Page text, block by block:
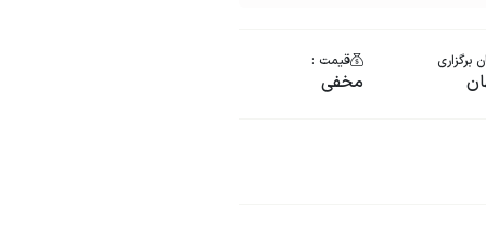
برگزاری قیمت :
مخفی